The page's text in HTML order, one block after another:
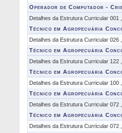
Operador de Computador -
Detalhes da Estrutura Curricular 001
Técnico em Agropecuária
Detalhes da Estrutura Curricular 026
Técnico em Agropecuária
Detalhes da Estrutura Curricular 122
Técnico em Agropecuária
Detalhes da Estrutura Curricular 100
Técnico em Agropecuária
Detalhes da Estrutura Curricular 072
Técnico em Agropecuária
Detalhes da Estrutura Curricular 072